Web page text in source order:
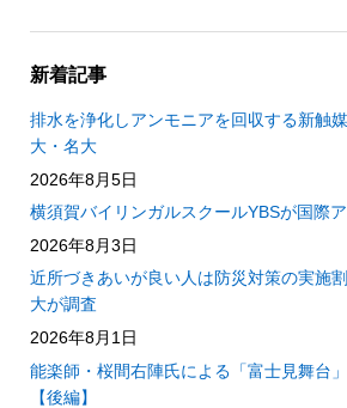
新着記事
排水を浄化しアンモニアを回収する新触
大・名大
2026年8月5日
横須賀バイリンガルスクールYBSが国際
2026年8月3日
近所づきあいが良い人は防災対策の実施
大が調査
2026年8月1日
能楽師・桜間右陣氏による「富士見舞台
【後編】